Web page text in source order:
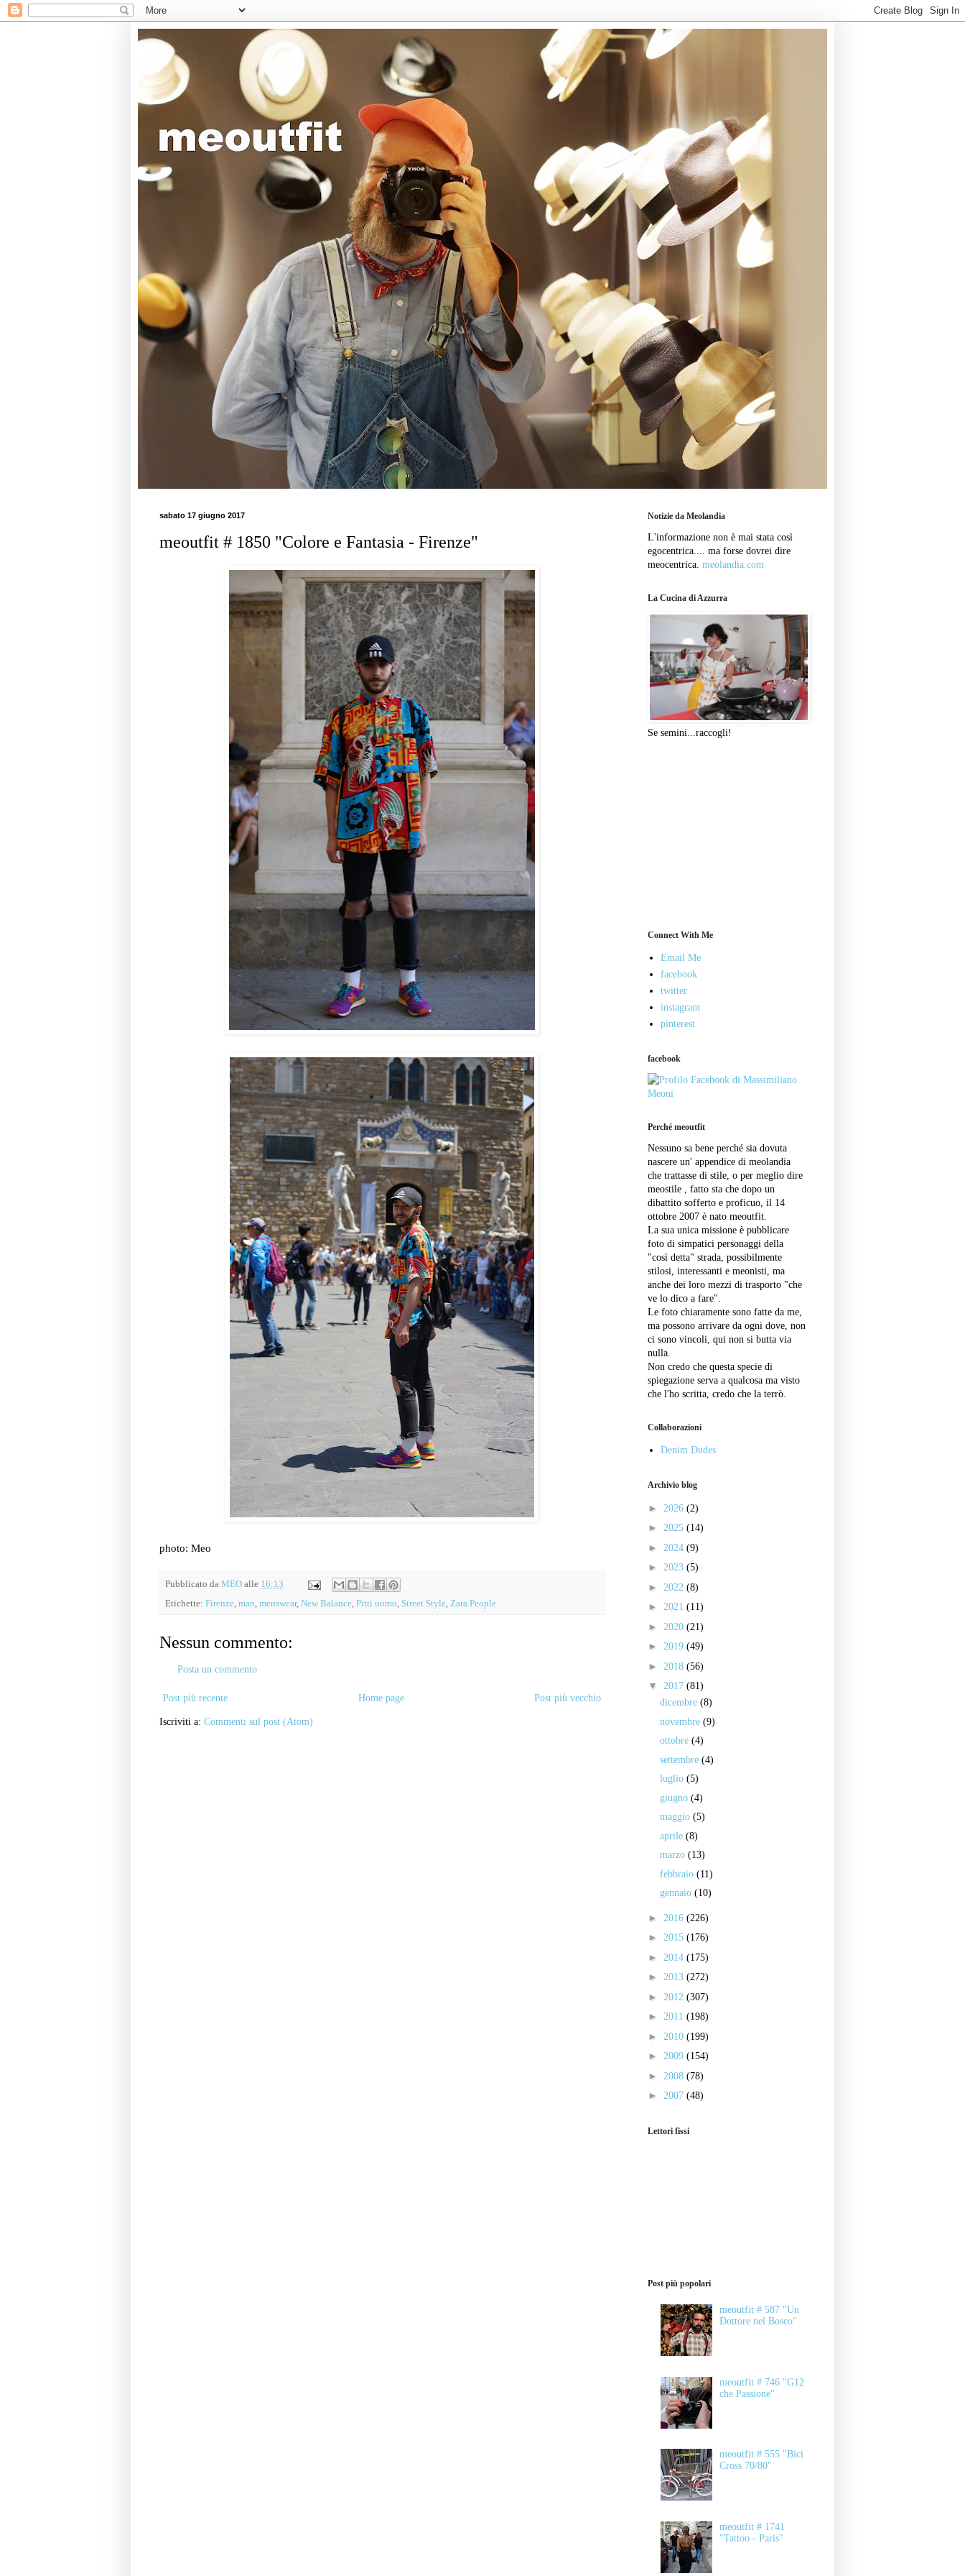
sabato 17 giugno 2017
meoutfit # 1850 "Colore e Fantasia - Firenze"
photo: Meo
Pubblicato da MEO alle 16:13
Etichette: Firenze, man, menswear, New Balance, Pitti uomo, Street Style, Zara People
Nessun commento:
Posta un commento
Post più recente Post più vecchio
Home page
Iscriviti a: Commenti sul post (Atom)
Notizie da Meolandia
L'informazione non è mai stata così
egocentrica.... ma forse dovrei dire
meocentrica. meolandia.com
La Cucina di Azzurra
Se semini...raccogli!
Connect With Me
Email Me
facebook
twitter
instagram
pinterest
facebook
Perché meoutfit
Nessuno sa bene perché sia dovuta
nascere un' appendice di meolandia
che trattasse di stile, o per meglio dire
meostile , fatto sta che dopo un
dibattito sofferto e proficuo, il 14
ottobre 2007 è nato meoutfit.
La sua unica missione è pubblicare
foto di simpatici personaggi della
"così detta" strada, possibilmente
stilosi, interessanti e meonisti, ma
anche dei loro mezzi di trasporto "che
ve lo dico a fare".
Le foto chiaramente sono fatte da me,
ma possono arrivare da ogni dove, non
ci sono vincoli, qui non si butta via
nulla.
Non credo che questa specie di
spiegazione serva a qualcosa ma visto
che l'ho scritta, credo che la terrò.
Collaborazioni
Denim Dudes
Archivio blog
► 2026 (2)
► 2025 (14)
► 2024 (9)
► 2023 (5)
► 2022 (8)
► 2021 (11)
► 2020 (21)
► 2019 (49)
► 2018 (56)
▼ 2017 (81)
dicembre (8)
novembre (9)
ottobre (4)
settembre (4)
luglio (5)
giugno (4)
maggio (5)
aprile (8)
marzo (13)
febbraio (11)
gennaio (10)
► 2016 (226)
► 2015 (176)
► 2014 (175)
► 2013 (272)
► 2012 (307)
► 2011 (198)
► 2010 (199)
► 2009 (154)
► 2008 (78)
► 2007 (48)
Lettori fissi
Post più popolari
meoutfit # 587 "Un
Dottore nel Bosco"
meoutfit # 746 "G12
che Passione"
meoutfit # 555 "Bici
Cross 70/80"
meoutfit # 1741
"Tattoo - Paris"